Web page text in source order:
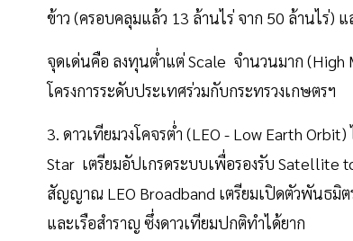
ข้าว (ครอบคลุมแล้ว 13 ล้านไร่ จาก 50 ล้านไร่)
จุดเด่นคือ ลงทุนต่ำแต่ Scale จำนวนมาก (High
โครงการระดับประเทศร่วมกับกระทรวงเกษตรฯ
3. ดาวเทียมวงโคจรต่ำ (LEO - Low Earth
Star เตรียมอัปเกรดระบบเพื่อรองรับ Satellite
สัญญาณ LEO Broadband เตรียมเปิดตัวพันธมิ
และเรือสำราญ ซึ่งดาวเทียมปกติทำได้ยาก